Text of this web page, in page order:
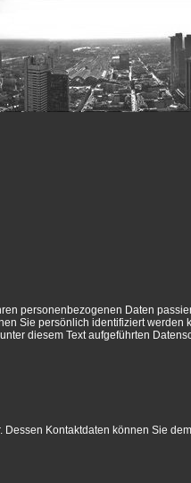
personenbezogenen Daten
Sie persönlich identifiziert werden
diesem Text aufgeführten
Kontaktdaten können Sie